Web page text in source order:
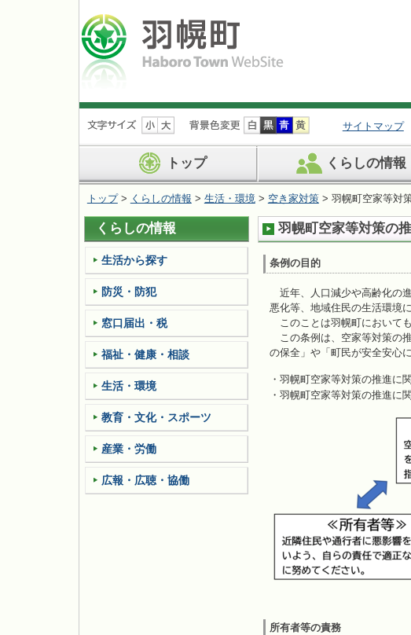
ナ
ビ
ョ
ン
を
飛
ば
す
サイトマップ
トップ くらしの情報
トップ> くらしの情報 > 生活・環境> 空き家対策> 羽幌町空家等対
羽幌町空家等対策の
条例の目的
近年、人口減少や高齢化の
悪化等、地域住民の生活環境
このことは羽幌町において
この条例は、空家等対策の
の保全」や「町民が安全安心
・羽幌町空家等対策の推進に
・羽幌町空家等対策の推進に
所有者等の責務
くらしの情報
生活から探す
防災・防犯
窓口届出・税
福祉・健康・相談
生活・環境
教育・文化・スポーツ
産業・労働
広報・広聴・協働